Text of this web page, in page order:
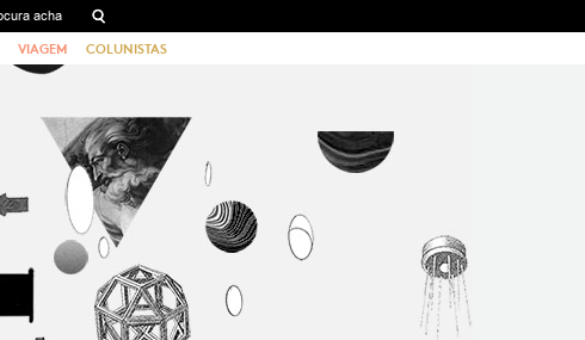
VIAGEM COLUNISTAS